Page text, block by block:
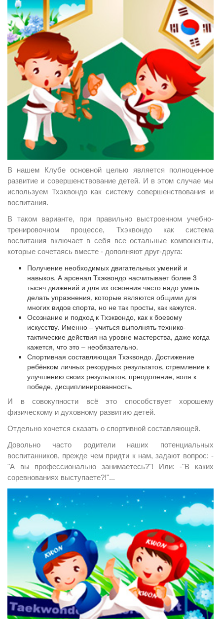
В нашем Клубе основной целью является полноценное
развитие и совершенствование детей. И в этом случае мы
используем Тхэквондо как систему совершенствования и
воспитания.
В таком варианте, при правильно выстроенном учебно-
тренировочном процессе, Тхэквондо как система
воспитания включает в себя все остальные компоненты,
которые сочетаясь вместе - дополняют друг-друга:
Получение необходимых двигательных умений и
навыков. А арсенал Тхэквондо насчитывает более 3
тысяч движений и для их освоения часто надо уметь
делать упражнения, которые являются общими для
многих видов спорта, но не так просты, как кажутся.
Осознание и подход к Тхэквондо, как к боевому
искусству. Именно – учиться выполнять технико-
тактические действия на уровне мастерства, даже когда
кажется, что это – необязательно.
Спортивная составляющая Тхэквондо. Достижение
ребёнком личных рекордных результатов, стремление к
улучшению своих результатов, преодоление, воля к
победе, дисциплинированность.
И в совокупности всё это способствует хорошему
физическому и духовному развитию детей.
Отдельно хочется сказать о спортивной составляющей.
Довольно часто родители наших потенциальных
воспитанников, прежде чем придти к нам, задают вопрос: -
"А вы профессионально занимаетесь?"! Или: -"В каких
соревнованиях выступаете?!"...